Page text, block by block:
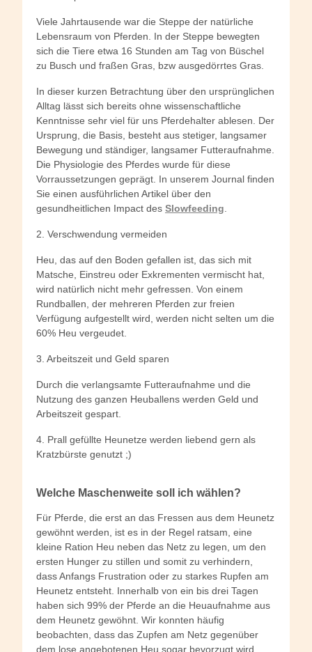
Viele Jahrtausende war die Steppe der natürliche
Lebensraum von Pferden. In der Steppe bewegten
sich die Tiere etwa 16 Stunden am Tag von Büschel
zu Busch und fraßen Gras, bzw ausgedörrtes Gras.
In dieser kurzen Betrachtung über den ursprünglichen
Alltag lässt sich bereits ohne wissenschaftliche
Kenntnisse sehr viel für uns Pferdehalter ablesen. Der
Ursprung, die Basis, besteht aus stetiger, langsamer
Bewegung und ständiger, langsamer Futteraufnahme.
Die Physiologie des Pferdes wurde für diese
Vorraussetzungen geprägt. In unserem Journal finden
Sie einen ausführlichen Artikel über den
gesundheitlichen Impact des Slowfeeding
2. Verschwendung vermeiden
Heu, das auf den Boden gefallen ist, das sich mit
Matsche, Einstreu oder Exkrementen vermischt hat,
wird natürlich nicht mehr gefressen. Von einem
Rundballen, der mehreren Pferden zur freien
Verfügung aufgestellt wird, werden nicht selten um die
60% Heu vergeudet.
3. Arbeitszeit und Geld sparen
Durch die verlangsamte Futteraufnahme und die
Nutzung des ganzen Heuballens werden Geld und
Arbeitszeit gespart.
4. Prall gefüllte Heunetze werden liebend gern als
Kratzbürste genutzt ;)
Welche Maschenweite soll ich wählen?
Für Pferde, die erst an das Fressen aus dem Heunetz
gewöhnt werden, ist es in der Regel ratsam, eine
kleine Ration Heu neben das Netz zu legen, um den
ersten Hunger zu stillen und somit zu verhindern,
dass Anfangs Frustration oder zu starkes Rupfen am
Heunetz entsteht. Innerhalb von ein bis drei Tagen
haben sich 99% der Pferde an die Heuaufnahme aus
dem Heunetz gewöhnt. Wir konnten häufig
beobachten, dass das Zupfen am Netz gegenüber
dem lose angebotenen Heu sogar bevorzugt wird.